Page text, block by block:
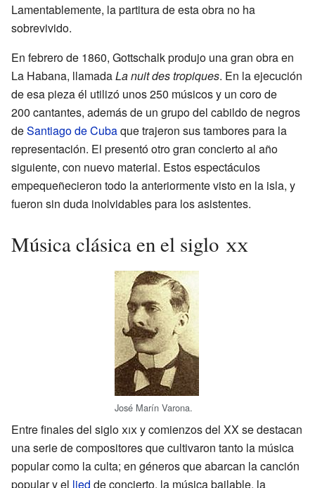
Lamentablemente, la partitura de esta obra no ha
sobrevivido.
En febrero de 1860, Gottschalk produjo una gran obra en
La Habana, llamadaLa nuit des tropiques. En la ejecución
de esa pieza él utilizó unos 250 músicos y un coro de
200 cantantes, además de un grupo del cabildo de negros
deSantiago de Cubaque trajeron sus tambores para la
representación. El presentó otro gran concierto al año
siguiente, con nuevo material. Estos espectáculos
empequeñecieron todo la anteriormente visto en la isla, y
fueron sin duda inolvidables para los asistentes.
Música clásica en el siglo xx
José Marín Varona.
Entre finales del sigloxixy comienzos del XX se destacan
una serie de compositores que cultivaron tanto la música
popular como la culta; en géneros que abarcan la canción
popular y el lied de concierto, la música bailable, la